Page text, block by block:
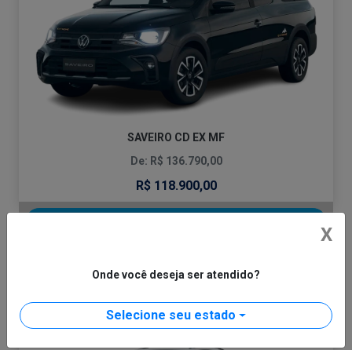
SAVEIRO CD EX MF
De: R$ 136.790,00
R$ 118.900,00
T-CROSS
X
Onde você deseja ser atendido?
Selecione seu estado